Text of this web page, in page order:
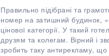
Правильно підібрані та
номер на затишний будинок,
цінової категорії. У такий
друзям та колегам. Вірний і
зробить таку антирекламу,